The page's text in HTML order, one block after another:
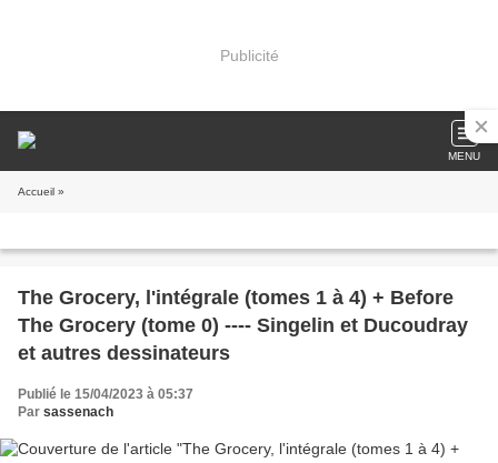
Publicité
MENU
Accueil »
The Grocery, l'intégrale (tomes 1 à 4) + Before
The Grocery (tome 0) ---- Singelin et Ducoudray
et autres dessinateurs
Publié le 15/04/2023 à 05:37
Par sassenach